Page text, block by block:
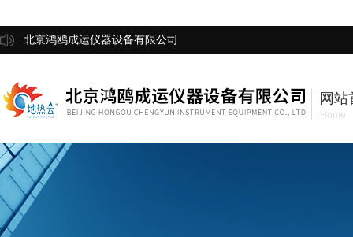
北京鸿鸥成运仪器设备有限公司
网站
Home